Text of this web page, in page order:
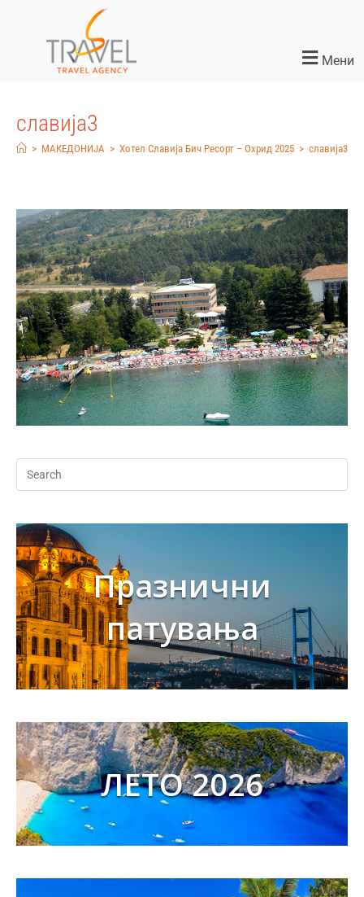
Мени
славија3
> МАКЕДОНИЈА > Хотел Славија Бич Ресорт – Охрид 2025 > славија3
Празнични
патувања
ЛЕТО 2026